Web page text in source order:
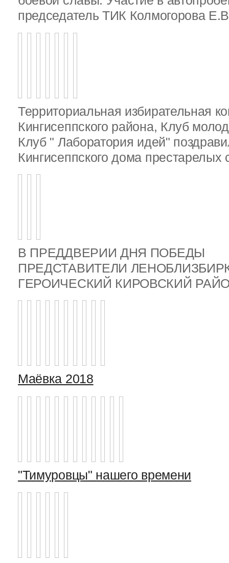
председатель ТИК Колмогорова
Территориальная избирательная
Кингисеппского района, Клуб
Клуб " Лаборатория идей"
Кингисеппского дома
В ПРЕДДВЕРИИ ДНЯ ПОБЕДЫ
ПРЕДСТАВИТЕЛИ
ГЕРОИЧЕСКИЙ КИРОВСКИЙ
Маёвка 2018
"Тимуровцы" нашего времени